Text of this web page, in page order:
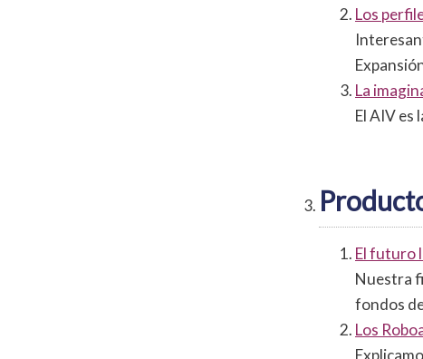
Los
La
El AIV es
El futuro
Nuestra
fondos
Los